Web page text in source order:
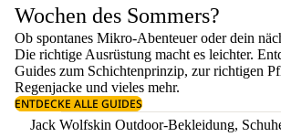
Wochen des Sommers?
Ob spontanes Mikro-Abenteuer oder dein
Die richtige Ausrüstung macht es leichter.
Guides zum Schichtenprinzip, zur richtigen
Regenjacke und vieles mehr.
ENTDECKE ALLE GUIDES
Jack Wolfskin Outdoor-Bekleidung,